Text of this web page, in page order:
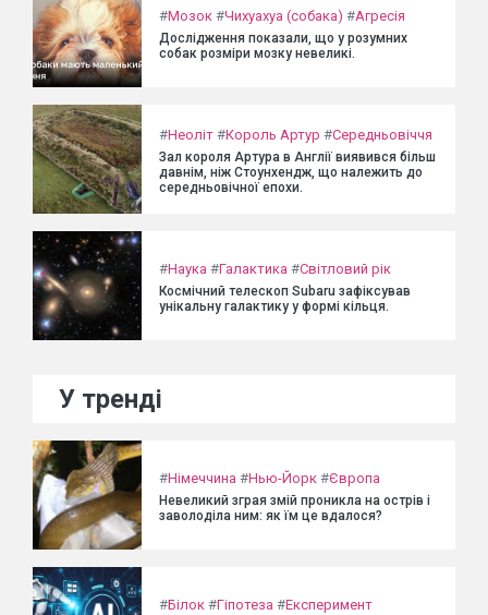
#Мозок #Чихуахуа (собака) #Агресія
Дослідження показали, що у розумних
собак розміри мозку невеликі.
#Неоліт #Король Артур #Середньовіччя
Зал короля Артура в Англії виявився більш
давнім, ніж Стоунхендж, що належить до
середньовічної епохи.
#Наука #Галактика #Світловий рік
Космічний телескоп Subaru зафіксував
унікальну галактику у формі кільця.
У тренді
#Німеччина #Нью-Йорк #Європа
Невеликий зграя змій проникла на острів і
заволоділа ним: як їм це вдалося?
#Білок #Гіпотеза #Експеримент